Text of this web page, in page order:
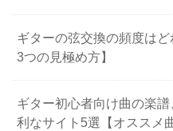
ギターの弦交換の頻度は
3つの見極め方】
ギター初心者向け曲の楽
利なサイト5選【オススメ